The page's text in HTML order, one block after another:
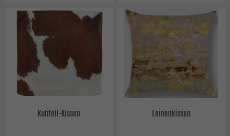
Kuhfell-Kissen Leinenkissen